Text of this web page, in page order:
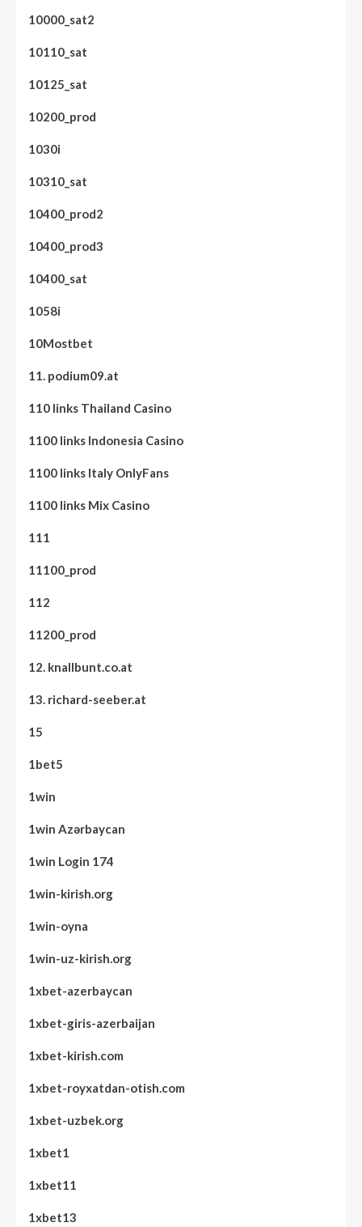
10000_sat2
10110_sat
10125_sat
10200_prod
1030i
10310_sat
10400_prod2
10400_prod3
10400_sat
1058i
10Mostbet
11. podium09.at
110 links Thailand Casino
1100 links Indonesia Casino
1100 links Italy OnlyFans
1100 links Mix Casino
111
11100_prod
112
11200_prod
12. knallbunt.co.at
13. richard-seeber.at
15
1bet5
1win
1win Azərbaycan
1win Login 174
1win-kirish.org
1win-oyna
1win-uz-kirish.org
1xbet-azerbaycan
1xbet-giris-azerbaijan
1xbet-kirish.com
1xbet-royxatdan-otish.com
1xbet-uzbek.org
1xbet1
1xbet11
1xbet13